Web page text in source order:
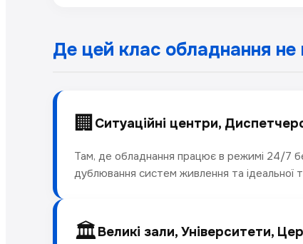
Де цей клас обладнання не
🏢Ситуаційні центри,
Там, де обладнання працює в режимі 24/7
дублювання систем живлення та ідеальної
🏛️Великі зали, Університети,